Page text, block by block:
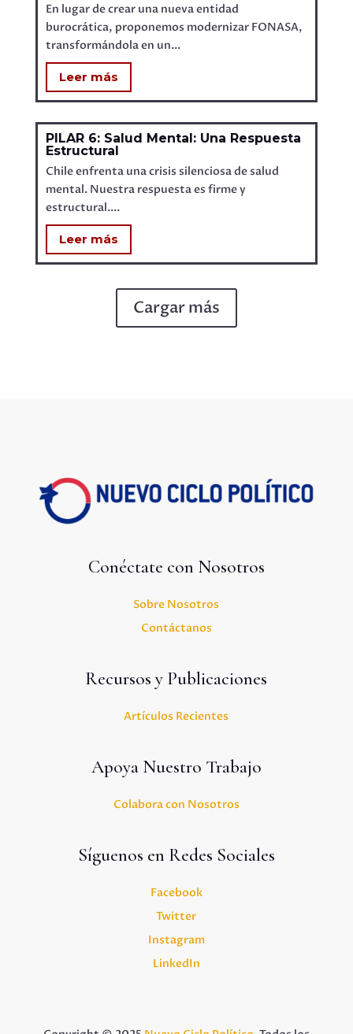
En lugar de crear una nueva entidad
burocrática, proponemos modernizar FONASA,
transformándola en un...
Leer más
PILAR 6: Salud Mental: Una Respuesta
Estructural
Chile enfrenta una crisis silenciosa de salud
mental. Nuestra respuesta es firme y
estructural....
Leer más
Cargar más
Conéctate con Nosotros
Sobre Nosotros
Contáctanos
Recursos y Publicaciones
Artículos Recientes
Apoya Nuestro Trabajo
Colabora con Nosotros
Síguenos en Redes Sociales
Facebook
Twitter
Instagram
LinkedIn